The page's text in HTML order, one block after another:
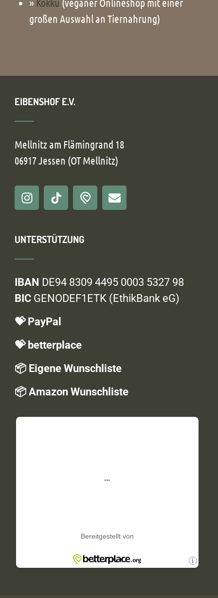
» Kokku (veganer Onlineshop mit einer
großen Auswahl an Tiernahrung)
EIBENSHOF E.V.
Mellnitz am Flämingrand 18
06917 Jessen (OT Mellnitz)
UNTERSTÜTZUNG
IBAN DE94 8309 4495 0003 5327 98
BIC GENODEF1ETK (EthikBank eG)
💝 PayPal
💝 betterplace
📦 Eigene Wunschliste
📦 Amazon Wunschliste